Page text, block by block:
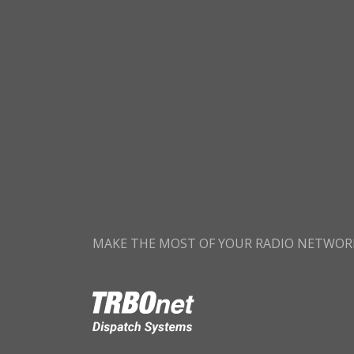
MAKE THE MOST OF YOUR RADIO